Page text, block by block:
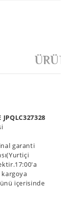
JPQLC327328
garanti
içerisinde